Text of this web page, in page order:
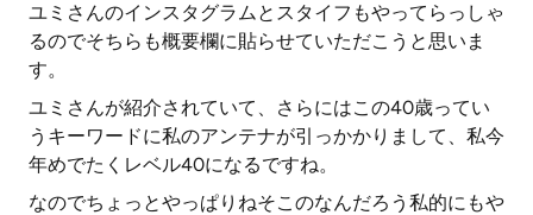
ユミさんのインスタグラムとスタイフもやってらっしゃ
るのでそちらも概要欄に貼らせていただこうと思いま
す。
ユミさんが紹介されていて、さらにはこの40歳ってい
うキーワードに私のアンテナが引っかかりまして、私今
年めでたくレベル40になるですね。
なのでちょっとやっぱりねそこのなんだろう私的にもや